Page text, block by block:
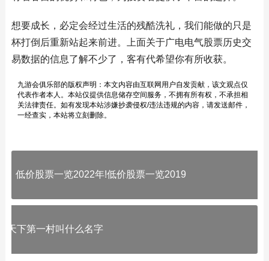
想要成长，必定会经过生活的残酷洗礼，我们能做的只是
杯打倒后重新站起来前进。上面关于广电电气股票历史交
易数据的信息了解不少了，客有代希望你有所收获。
九游会俱乐部的版权声明：本文内容由互联网用户自发贡献，该文观点仅
代表作者本人。本站仅提供信息储存空间服务，不拥有所有权，不承担相
关法律责任。如有发现本站涉嫌抄袭侵权/违法违规的内容，请发送邮件，
一经查实，本站将立刻删除。
低价股票一览2022年!低价股票一览2019
天下第一村叫什么名字